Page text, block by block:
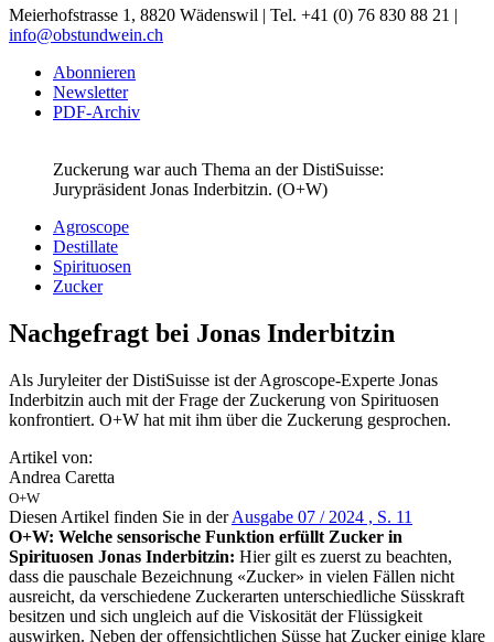
Meierhofstrasse 1, 8820 Wädenswil | Tel. +41 (0) 76 830 88 21 |
info@obstundwein.ch
Abonnieren
Newsletter
PDF-Archiv
Zuckerung war auch Thema an der DistiSuisse:
Jurypräsident Jonas Inderbitzin. (O+W)
Agroscope
Destillate
Spirituosen
Zucker
Nachgefragt bei Jonas Inderbitzin
Als Juryleiter der DistiSuisse ist der Agroscope-Experte Jonas
Inderbitzin auch mit der Frage der Zuckerung von Spirituosen
konfrontiert. O+W hat mit ihm über die Zuckerung gesprochen.
Artikel von:
Andrea Caretta
O+W
Diesen Artikel finden Sie in derAusgabe 07 / 2024 , S. 11
O+W: Welche sensorische Funktion erfüllt Zucker in
Spirituosen Jonas Inderbitzin: Hier gilt es zuerst zu beachten,
dass die pauschale Bezeichnung «Zucker» in vielen Fällen nicht
ausreicht, da verschiedene Zuckerarten unterschiedliche Süsskraft
besitzen und sich ungleich auf die Viskosität der Flüssigkeit
auswirken. Neben der offensichtlichen Süsse hat Zucker einige klare